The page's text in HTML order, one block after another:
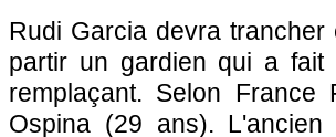
Rudi Garcia devra
partir un gardien qui a
remplaçant. Selon
Ospina (29 ans).